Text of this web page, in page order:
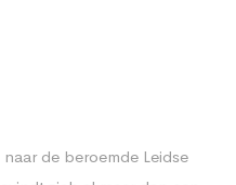
de beroemde Leidse